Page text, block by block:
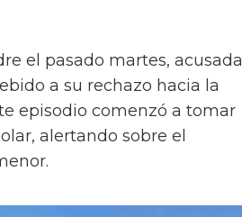
el pasado martes, acusada
a su rechazo hacia la
episodio comenzó a tomar
alertando sobre el